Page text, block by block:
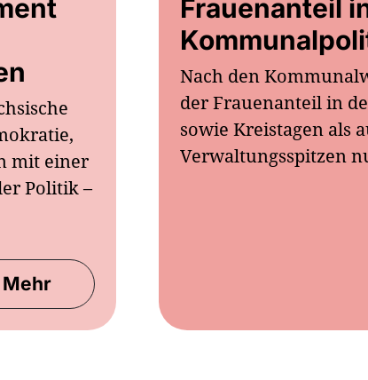
mit einer
Politik –
Mehr
Frauenanteil
Nach den
der Frauenanteil in
sowie Kreistagen als
Verwaltungsspitzen